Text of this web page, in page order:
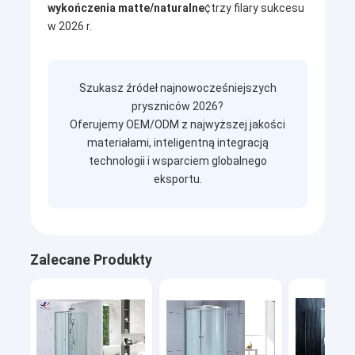
PARAWAN PRYSZNICOWY
wykończenia matte/naturalne¢trzy filary sukcesu
w 2026 r.
Szukasz źródeł najnowocześniejszych
pryszniców 2026?
Oferujemy OEM/ODM z najwyższej jakości
materiałami, inteligentną integracją
technologii i wsparciem globalnego
eksportu.
Zalecane Produkty